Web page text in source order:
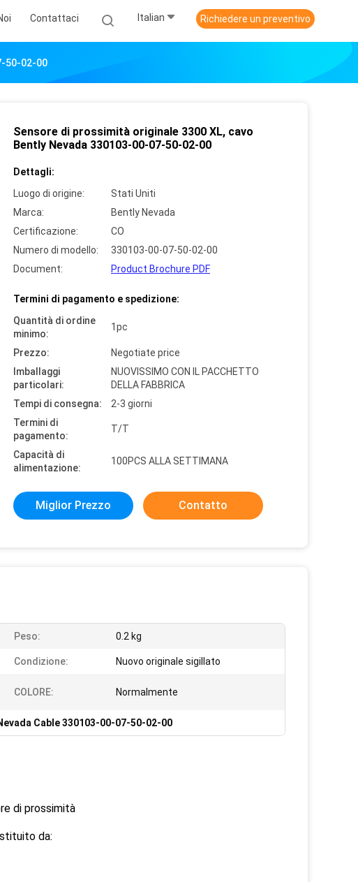
Contattaci Italian Richiedere un preventivo
50-02-00
Sensore di prossimità originale 3300 XL, cavo
Bently Nevada 330103-00-07-50-02-00
Dettagli:
Luogo di origine:
Stati Uniti
Marca:
Bently Nevada
Certificazione:
CO
Numero di modello:
330103-00-07-50-02-00
Document:
Product Brochure PDF
Termini di pagamento e spedizione:
Quantità di ordine
minimo:
1pc
Prezzo:
Negotiate price
Imballaggi
particolari:
NUOVISSIMO CON IL PACCHETTO
DELLA FABBRICA
Tempi di consegna:
2-3 giorni
Termini di
pagamento:
T/T
Capacità di
alimentazione:
100PCS ALLA SETTIMANA
Miglior Prezzo Contatto
Peso: 0.2 kg
Condizione: Nuovo originale sigillato
COLORE: Normalmente
Cable 330103-00-07-50-02-00
di prossimità
da: